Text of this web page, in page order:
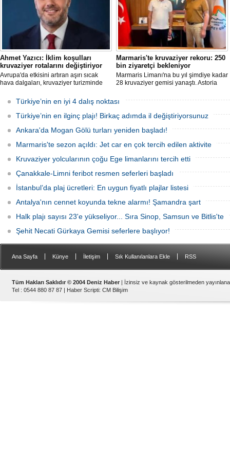
Ahmet Yazıcı: İklim koşulları
kruvaziyer rotalarını değiştiriyor
Avrupa'da etkisini artıran aşırı sıcak
hava dalgaları, kruvaziyer turizminde
Norveç Fiyortları, İzlanda ve Kuzey
Avrupa rotalarına ilgi artarken, deneyim
odaklı seyahat anlayışı sektörün yeni
büyüme alanı olarak öne çıkıyor.
Marmaris'te kruvaziyer rekoru: 250
bin ziyaretçi bekleniyor
Marmaris Limanı'na bu yıl şimdiye kadar
28 kruvaziyer gemisi yanaştı. Astoria
sefer eklemesiyle birlikte sezon
sonunda 250 bin ziyaretçiye ulaşılması
hedefleniyor.
Türkiye’nin en iyi 4 dalış noktası
Türkiye’nin en ilginç plajı! Birkaç adımda il değiştiriyorsunuz
Ankara'da Mogan Gölü turları yeniden başladı!
Marmaris'te sezon açıldı: Jet car en çok tercih edilen aktivite
Kruvaziyer yolcularının çoğu Ege limanlarını tercih etti
Çanakkale-Limni feribot resmen seferleri başladı
İstanbul’da plaj ücretleri: En uygun fiyatlı plajlar listesi
Antalya'nın cennet koyunda tekne alarmı! Şamandra şart
Halk plajı sayısı 23'e yükseliyor... Sıra Sinop, Samsun ve Bitlis'te
Şehit Necati Gürkaya Gemisi seferlere başlıyor!
Ana Sayfa Künye İletişim Sık Kullanılanlara Ekle RSS
Tüm Hakları Saklıdır © 2004 Deniz Haber | İzinsiz ve kaynak gösterilmeden
Tel : 0544 880 87 87 | Haber Scripti: CM Bilişim